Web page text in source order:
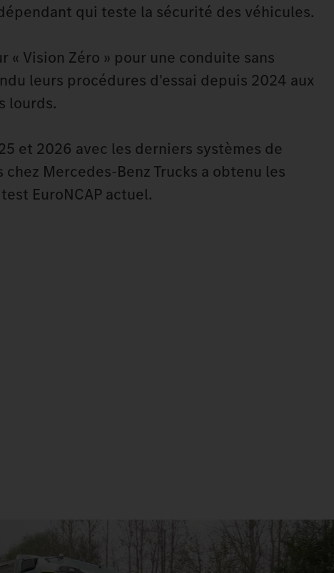
qui teste la sécurité des véhicules.
« Vision Zéro » pour une conduite sans
leurs procédures d'essai depuis 2024 aux
lourds.
et 2026 avec les derniers systèmes de
Mercedes-Benz Trucks a obtenu les
EuroNCAP actuel.